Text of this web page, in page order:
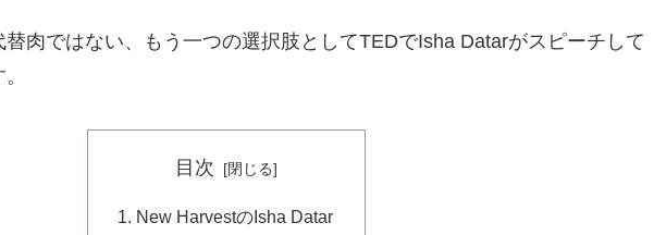
肉ではない、もう一つの選択肢としてTEDでIsha Datarがスピーチして
目次
New HarvestのIsha Datar